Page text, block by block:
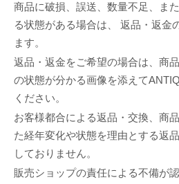
商品に破損、誤送、数量不足、ま
る状態がある場合は、 返品・返金
ます。
返品・返金をご希望の場合は、商
の状態が分かる画像を添えて
ください。
お客様都合による返品・交換、商
た経年変化や状態を理由とする返
しておりません。
販売ショップの責任による不備が